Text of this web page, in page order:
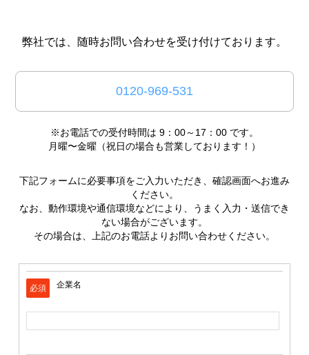
料金表
お客様の声
お問い合わせ
プライバシーポリシー
サイトマップ
アクセス
弊社では、随時お問い合わせを受け付けております。
0120-969-531
※お電話での受付時間は 9：00～17：00 です。
月曜〜金曜（祝日の場合も営業しております！）
下記フォームに必要事項をご入力いただき、確認画面へお進み
ください。
なお、動作環境や通信環境などにより、うまく入力・送信でき
ない場合がございます。
その場合は、上記のお電話よりお問い合わせください。
必須 企業名